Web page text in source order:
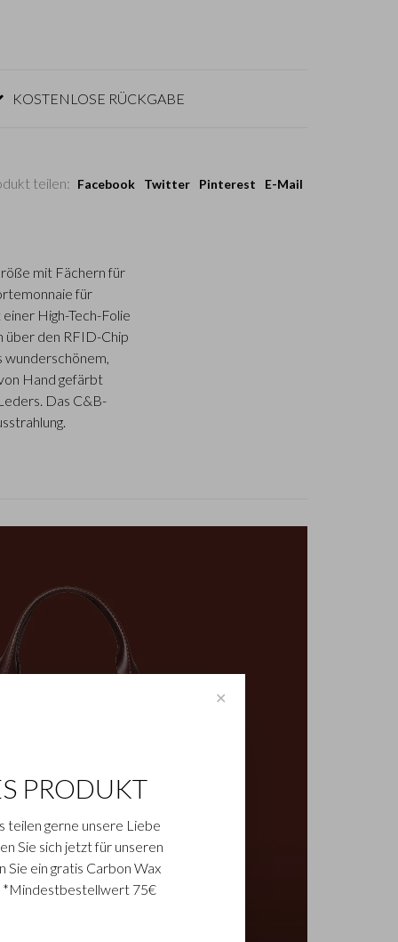
KOSTENLOSE RÜCKGABE
teilen: Facebook Twitter Pinterest E-Mail
mit Fächern für
für
High-Tech-Folie
über den RFID-Chip
wunderschönem,
Hand gefärbt
Das C&B-
✕
PRODUKT
teilen gerne unsere Liebe
Sie sich jetzt für unseren
ein gratis Carbon Wax
*Mindestbestellwert 75€